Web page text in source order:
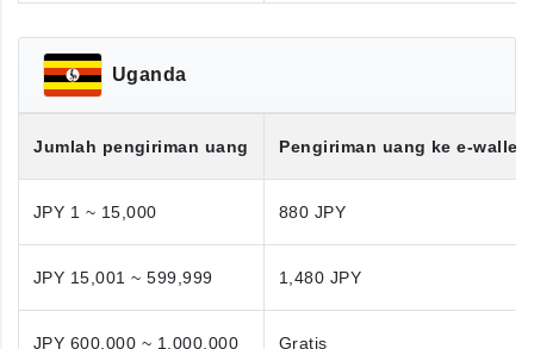
Uganda
Jumlah pengiriman uang Pengiriman uang ke e-wallet
JPY 1 ~ 15,000 880 JPY
JPY 15,001 ~ 599,999 1,480 JPY
JPY 600,000 ~ 1,000,000 Gratis